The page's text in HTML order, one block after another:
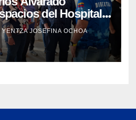
del Hospital
Dr. Martín Vegas
YENTZA JOSEFINA OCHOA